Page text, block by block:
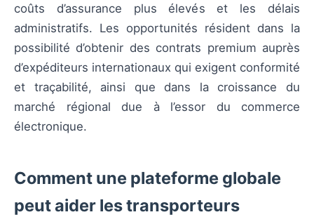
coûts d’assurance plus élevés et les délais
administratifs. Les opportunités résident dans la
possibilité d’obtenir des contrats premium auprès
d’expéditeurs internationaux qui exigent conformité
et traçabilité, ainsi que dans la croissance du
marché régional due à l’essor du commerce
électronique.
Comment une plateforme globale
peut aider les transporteurs